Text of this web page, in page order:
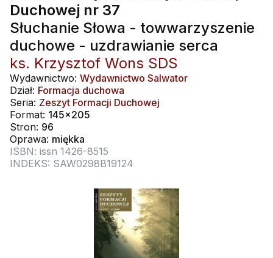
Kościół Katolicki
Duszpasterstwo
Teologia
Życie chrześcijańskie
Duchowość
Literatura piękna
Religie
Kultura
Książki obcojęzyczne
Poradniki, leksykony...
DVD
CD-ROM
Muzyka
Rekolekcje i inne na CD
Śpiew i modlitwa
Muzyka klasyczna
Śpiewniki
Wszystko z kategorii - Dla Dzieci
Literatura (D)
Płyty, DVD (D)
Podręczniki i pomoce dydaktyczne
Podręczniki
Wszystko z kategorii - Podręczniki
Podręczniki i pomoce dydaktyczne
Zabawa i Nauka
Nowości
Zaloguj się
Duchowej nr 37
Słuchanie Słowa - towwarzyszenie
duchowe - uzdrawianie serca
ks. Krzysztof Wons SDS
Wydawnictwo: Wydawnictwo Salwator
Dział: Formacja duchowa
Seria: Zeszyt Formacji Duchowej
Format: 145x205
Stron: 96
Oprawa: miękka
ISBN: issn 1426-8515
INDEKS: SAW0298B19124